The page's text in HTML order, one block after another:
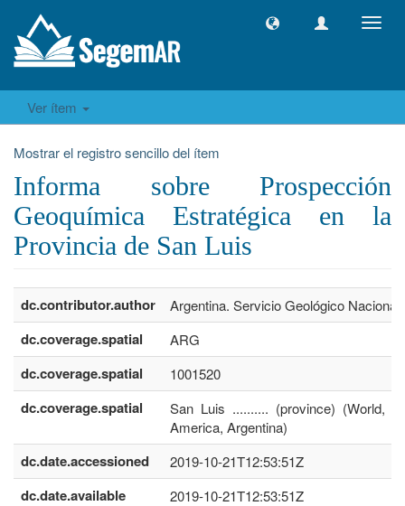
Ver ítem
Mostrar el registro sencillo del ítem
Informa sobre Prospección
Geoquímica Estratégica en la
Provincia de San Luis
dc.contributor.author Argentina. Servicio Geológico Nacional
dc.coverage.spatial ARG
dc.coverage.spatial 1001520
dc.coverage.spatial
San Luis .......... (province) (World,
America, Argentina)
dc.date.accessioned 2019-10-21T12:53:51Z
dc.date.available 2019-10-21T12:53:51Z